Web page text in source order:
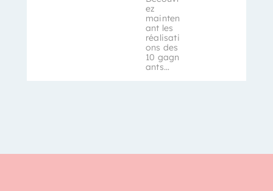
ez
mainten
ant les
réalisati
ons des
10 gagn
ants…